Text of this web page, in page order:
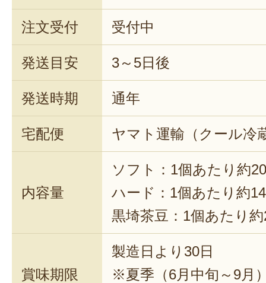
注文受付 受付中
発送目安 3～5日後
発送時期 通年
宅配便 ヤマト運輸（クール冷
内容量
ソフト：1個あたり約
ハード：1個あたり約
黒埼茶豆：1個あたり
賞味期限
製造日より30日
※夏季（6月中旬～9月